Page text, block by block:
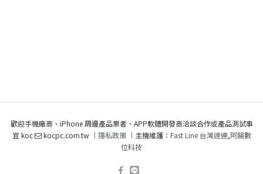
歡迎手機廠商、iPhone 周邊產品業者、APP軟體開發商洽談合作或產品測試事
宜 koc
kocpc.com.tw ｜ 隱私政策｜主機維護： Fast Line 台灣速連,阿腸數
位科技